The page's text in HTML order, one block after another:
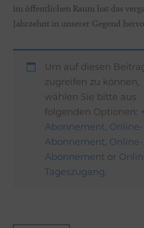
im öffentlichen Raum hat das
Jahrzehnt in unserer Gegend
Um auf diesen
zugreifen zu können,
wählen Sie bitte aus
folgenden Optionen:
Abonnement, Online-
Abonnement, Online-
Abonnement or
Tageszugang.